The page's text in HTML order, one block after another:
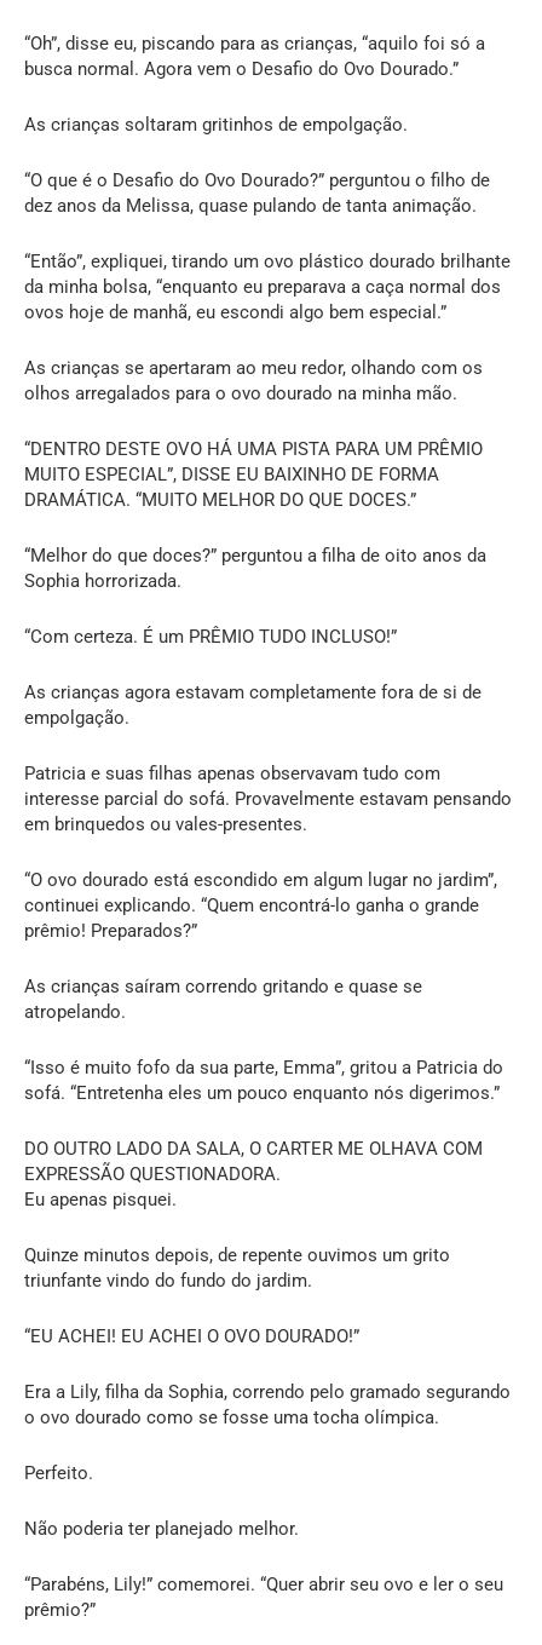
“Oh”, disse eu, piscando para as crianças, “aquilo foi só a
busca normal. Agora vem o Desafio do Ovo Dourado.”
As crianças soltaram gritinhos de empolgação.
“O que é o Desafio do Ovo Dourado?” perguntou o filho de
dez anos da Melissa, quase pulando de tanta animação.
“Então”, expliquei, tirando um ovo plástico dourado brilhante
da minha bolsa, “enquanto eu preparava a caça normal dos
ovos hoje de manhã, eu escondi algo bem especial.”
As crianças se apertaram ao meu redor, olhando com os
olhos arregalados para o ovo dourado na minha mão.
“DENTRO DESTE OVO HÁ UMA PISTA PARA UM PRÊMIO
MUITO ESPECIAL”, DISSE EU BAIXINHO DE FORMA
DRAMÁTICA. “MUITO MELHOR DO QUE DOCES.”
“Melhor do que doces?” perguntou a filha de oito anos da
Sophia horrorizada.
“Com certeza. É um PRÊMIO TUDO INCLUSO!”
As crianças agora estavam completamente fora de si de
empolgação.
Patricia e suas filhas apenas observavam tudo com
interesse parcial do sofá. Provavelmente estavam pensando
em brinquedos ou vales-presentes.
“O ovo dourado está escondido em algum lugar no jardim”,
continuei explicando. “Quem encontrá-lo ganha o grande
prêmio! Preparados?”
As crianças saíram correndo gritando e quase se
atropelando.
“Isso é muito fofo da sua parte, Emma”, gritou a Patricia do
sofá. “Entretenha eles um pouco enquanto nós digerimos.”
DO OUTRO LADO DA SALA, O CARTER ME OLHAVA COM
EXPRESSÃO QUESTIONADORA.
Eu apenas pisquei.
Quinze minutos depois, de repente ouvimos um grito
triunfante vindo do fundo do jardim.
“EU ACHEI! EU ACHEI O OVO DOURADO!”
Era a Lily, filha da Sophia, correndo pelo gramado segurando
o ovo dourado como se fosse uma tocha olímpica.
Perfeito.
Não poderia ter planejado melhor.
“Parabéns, Lily!” comemorei. “Quer abrir seu ovo e ler o seu
prêmio?”